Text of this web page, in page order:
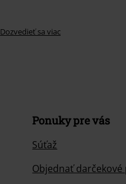
Dozvedieť sa viac
Ponuky pre vás
Súťaž
Objednať darčekové